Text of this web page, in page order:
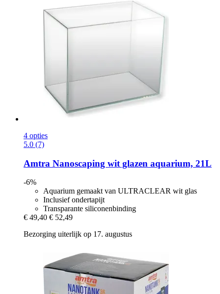
4 opties
5.0 (7)
Amtra Nanoscaping wit glazen aquarium, 21L
-6%
Aquarium gemaakt van ULTRACLEAR wit glas
Inclusief ondertapijt
Transparante siliconenbinding
€ 49,40 € 52,49
Bezorging uiterlijk op 17. augustus